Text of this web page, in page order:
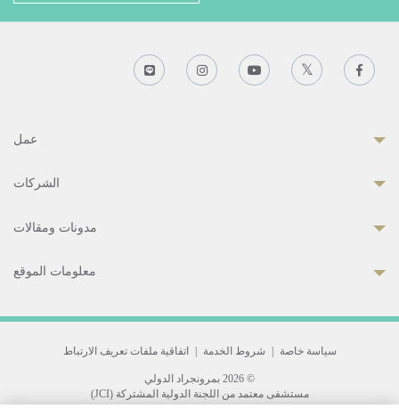
عمل
الشركات
مدونات ومقالات
معلومات الموقع
سياسة خاصة شروط الخدمة اتفاقية ملفات تعريف الارتباط
© 2026 بمرونجراد الدولي
مستشفى معتمد من اللجنة الدولية المشتركة (JCI)